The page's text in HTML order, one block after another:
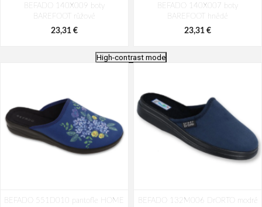
BEFADO 140X009 boty
BAREFOOT růžové
23,31 €
BEFADO 140X007 boty
BAREFOOT hnědé
23,31 €
BAREFOOT fotbalové míče
BAREFOOT game
High-contrast mode
BEFADO 551D010 pantofle HOME
BEFADO 132M006 DrORTO modré